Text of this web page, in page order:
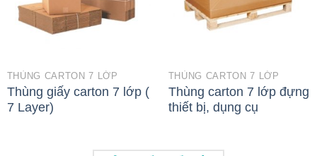
THÙNG CARTON 7 LỚP
Thùng giấy carton 7 lớp (
7 Layer)
THÙNG CARTON 7 LỚP
Thùng carton 7 lớp đựng
thiết bị, dụng cụ